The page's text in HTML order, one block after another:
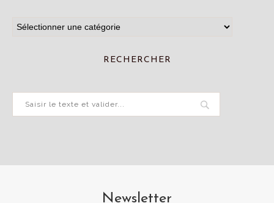
RECHERCHER
Newsletter